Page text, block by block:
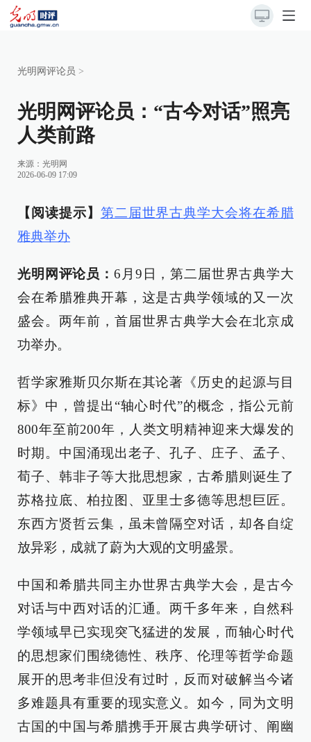
光明网评论员 >
光明网评论员：“古今对话”照亮
人类前路
来源： 光明网
2026-06-09 17:09
【阅读提示】 第二届世界古典学大会将在希腊
雅典举办
光明网评论员： 6月9日，第二届世界古典学大
会在希腊雅典开幕，这是古典学领域的又一次
盛会。两年前，首届世界古典学大会在北京成
功举办。
哲学家雅斯贝尔斯在其论著《历史的起源与目
标》中，曾提出“轴心时代”的概念，指公元前
800年至前200年，人类文明精神迎来大爆发的
时期。中国涌现出老子、孔子、庄子、孟子、
荀子、韩非子等大批思想家，古希腊则诞生了
苏格拉底、柏拉图、亚里士多德等思想巨匠。
东西方贤哲云集，虽未曾隔空对话，却各自绽
放异彩，成就了蔚为大观的文明盛景。
中国和希腊共同主办世界古典学大会，是古今
对话与中西对话的汇通。两千多年来，自然科
学领域早已实现突飞猛进的发展，而轴心时代
的思想家们围绕德性、秩序、伦理等哲学命题
展开的思考非但没有过时，反而对破解当今诸
多难题具有重要的现实意义。如今，同为文明
古国的中国与希腊携手开展古典学研讨、阐幽